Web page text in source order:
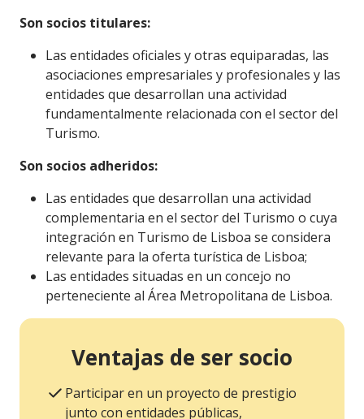
Son socios titulares:
Las entidades oficiales y otras equiparadas, las
asociaciones empresariales y profesionales y las
entidades que desarrollan una actividad
fundamentalmente relacionada con el sector del
Turismo.
Son socios adheridos:
Las entidades que desarrollan una actividad
complementaria en el sector del Turismo o cuya
integración en Turismo de Lisboa se considera
relevante para la oferta turística de Lisboa;
Las entidades situadas en un concejo no
perteneciente al Área Metropolitana de Lisboa.
Ventajas de ser socio
Participar en un proyecto de prestigio
junto con entidades públicas,